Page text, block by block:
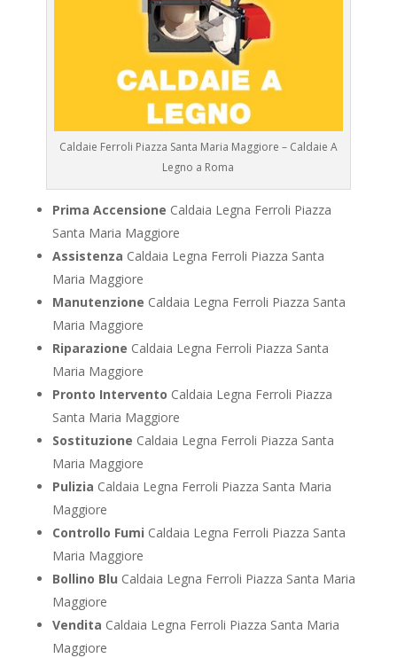
Caldaie Ferroli Piazza Santa Maria Maggiore – Caldaie A
Legno a Roma
Prima Accensione Caldaia Legna Ferroli Piazza
Santa Maria Maggiore
Assistenza Caldaia Legna Ferroli Piazza Santa
Maria Maggiore
Manutenzione Caldaia Legna Ferroli Piazza Santa
Maria Maggiore
Riparazione Caldaia Legna Ferroli Piazza Santa
Maria Maggiore
Pronto Intervento Caldaia Legna Ferroli Piazza
Santa Maria Maggiore
Sostituzione Caldaia Legna Ferroli Piazza Santa
Maria Maggiore
Pulizia Caldaia Legna Ferroli Piazza Santa Maria
Maggiore
Controllo Fumi Caldaia Legna Ferroli Piazza Santa
Maria Maggiore
Bollino Blu Caldaia Legna Ferroli Piazza Santa Maria
Maggiore
Vendita Caldaia Legna Ferroli Piazza Santa Maria
Maggiore